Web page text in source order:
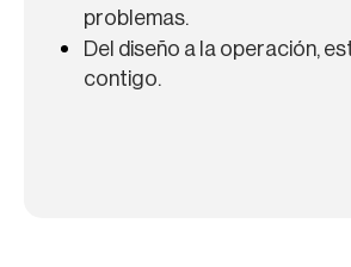
problemas.
Del diseño a la operación,
contigo.